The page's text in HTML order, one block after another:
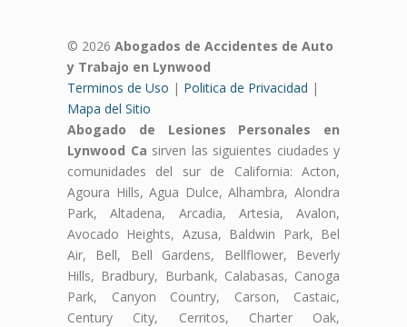
© 2026 Abogados de Accidentes de Auto
y Trabajo en Lynwood
Terminos de Uso | Politica de Privacidad |
Mapa del Sitio
Abogado de Lesiones Personales en
Lynwood Ca sirven las siguientes ciudades y
comunidades del sur de California: Acton,
Agoura Hills, Agua Dulce, Alhambra, Alondra
Park, Altadena, Arcadia, Artesia, Avalon,
Avocado Heights, Azusa, Baldwin Park, Bel
Air, Bell, Bell Gardens, Bellflower, Beverly
Hills, Bradbury, Burbank, Calabasas, Canoga
Park, Canyon Country, Carson, Castaic,
Century City, Cerritos, Charter Oak,